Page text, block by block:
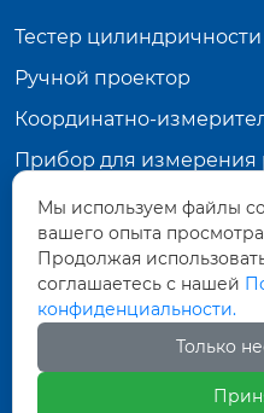
Тестер цилиндричности
Ручной проектор
Координатно-
Прибор для измерения
Контактная
15, улица Чжэньпэн
экономического и
провинция Ляонин
+86-411-87570079
Мы используем файлы
вашего опыта
Продолжая
соглашаетесь с нашей
конфиденциальности.
Только